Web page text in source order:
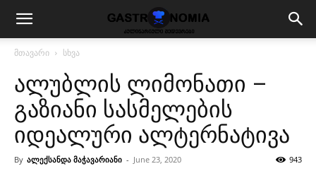
მთავარი სხვა
ალუბლის ლიმონათი –
გაზიანი სასმელების
იდეალური ალტერნატივა
By ალექსანდა მაჭავარიანი - June 23, 2020 943